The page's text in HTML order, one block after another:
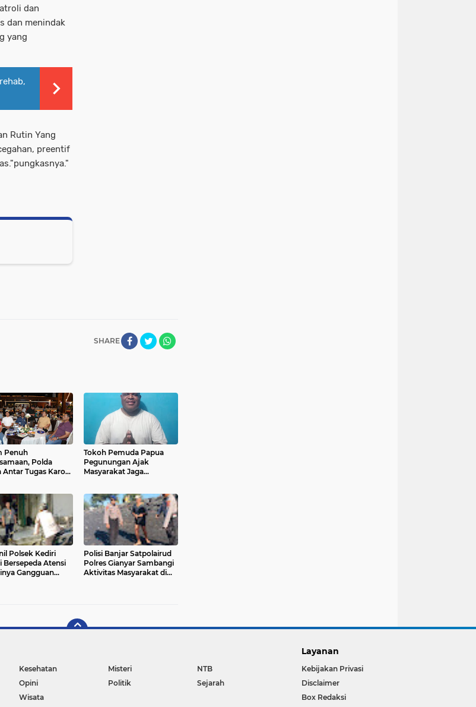
dan
dan menindak
yang
Rutin Yang
preentif
SHARE
Penuh
Polda
Antar Tugas Karo
Tokoh Pemuda Papua
Pegunungan Ajak
Masyarakat Jaga
Mei
Polsek Kediri
Bersepeda Atensi
Gangguan
Polisi Banjar Satpolairud
Polres Gianyar Sambangi
Aktivitas Masyarakat di
Kesehatan Misteri
NTB
Opini Politik
Sejarah
Wisata
Layanan
Kebijakan Privasi
Disclaimer
Box Redaksi